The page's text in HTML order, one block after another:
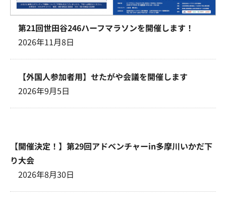
第21回世田谷246ハーフマラソンを開催します！
2026年11月8日
【外国人参加者用】せたがや会議を開催します
2026年9月5日
【開催決定！】第29回アドベンチャーin多摩川いかだ下
り大会
2026年8月30日